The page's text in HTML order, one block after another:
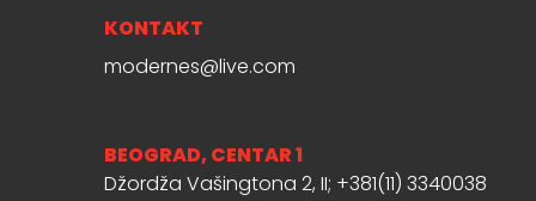
KONTAKT
modernes@live.com
BEOGRAD, CENTAR 1
Džordža Vašingtona 2, II; +381(11) 3340038